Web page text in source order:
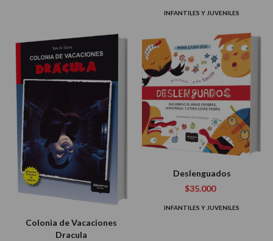
INFANTILES Y JUVENILES
Colonia de Vacaciones
Dracula
Deslenguados
$35.000
INFANTILES Y JUVENILES